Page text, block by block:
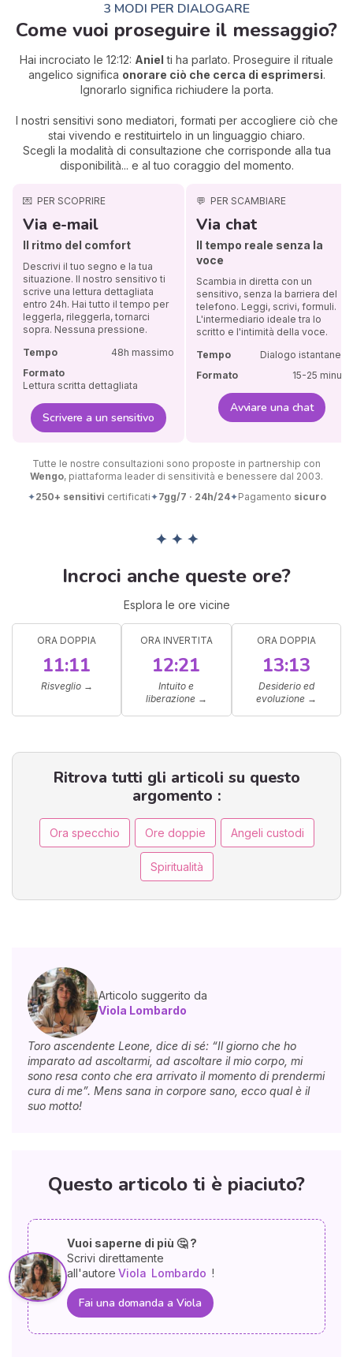
3 MODI PER DIALOGARE
Come vuoi proseguire il messaggio?
Hai incrociato le 12:12: Aniel ti ha parlato. Proseguire il rituale
angelico significa onorare ciò che cerca di esprimersi.
Ignorarlo significa richiudere la porta.
I nostri sensitivi sono mediatori, formati per accogliere ciò che
stai vivendo e restituirtelo in un linguaggio chiaro.
Scegli la modalità di consultazione che corrisponde alla tua
disponibilità... e al tuo coraggio del momento.
💌 PER SCOPRIRE
Via e-mail
Il ritmo del comfort
Descrivi il tuo segno e la tua
situazione. Il nostro sensitivo ti
scrive una lettura dettagliata
entro 24h. Hai tutto il tempo per
leggerla, rileggerla, tornarci
sopra. Nessuna pressione.
Tempo
48h massimo
Formato
Lettura scritta dettagliata
Scrivere a un sensitivo
💬 PER SCAMBIARE
Via chat
Il tempo reale senza la
voce
Scambia in diretta con un
sensitivo, senza la barriera del
telefono. Leggi, scrivi, formuli.
L'intermediario ideale tra lo
scritto e l'intimità della voce.
Tempo
Dialogo istantaneo
Formato
15-25 minuti
Avviare una chat
Tutte le nostre consultazioni sono proposte in partnership con
Wengo, piattaforma leader di sensitività e benessere dal 2003.
✦250+ sensitivi certificati✦7gg/7 · 24h/24✦Pagamento sicuro
✦ ✦ ✦
Incroci anche queste ore?
Esplora le ore vicine
ORA DOPPIA
11:11
Risveglio→
ORA INVERTITA
12:21
Intuito e
liberazione→
ORA DOPPIA
13:13
Desiderio ed
evoluzione→
Ritrova tutti gli articoli su questo
argomento :
Ora specchio Ore doppie Angeli custodi
Spiritualità
Articolo suggerito da
Viola Lombardo
Toro ascendente Leone, dice di sé: “Il giorno che ho
imparato ad ascoltarmi, ad ascoltare il mio corpo, mi
sono resa conto che era arrivato il momento di prendermi
cura di me”. Mens sana in corpore sano, ecco qual è il
suo motto!
Questo articolo ti è piaciuto?
Vuoi saperne di più 🤔 ?
Scrivi direttamente
all'autore Viola Lombardo !
Fai una domanda a Viola